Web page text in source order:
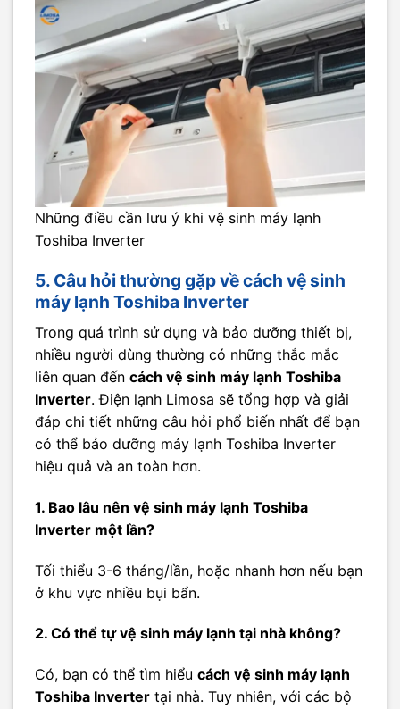
Những điều cần lưu ý khi vệ sinh máy lạnh
Toshiba Inverter
5. Câu hỏi thường gặp về cách vệ sinh
máy lạnh Toshiba Inverter
Trong quá trình sử dụng và bảo dưỡng thiết bị,
nhiều người dùng thường có những thắc mắc
liên quan đến cách vệ sinh máy lạnh Toshiba
Inverter. Điện lạnh Limosa sẽ tổng hợp và giải
đáp chi tiết những câu hỏi phổ biến nhất để bạn
có thể bảo dưỡng máy lạnh Toshiba Inverter
hiệu quả và an toàn hơn.
1. Bao lâu nên vệ sinh máy lạnh Toshiba
Inverter một lần?
Tối thiểu 3-6 tháng/lần, hoặc nhanh hơn nếu bạn
ở khu vực nhiều bụi bẩn.
2. Có thể tự vệ sinh máy lạnh tại nhà không?
Có, bạn có thể tìm hiểu cách vệ sinh máy lạnh
Toshiba Inverter tại nhà. Tuy nhiên, với các bộ